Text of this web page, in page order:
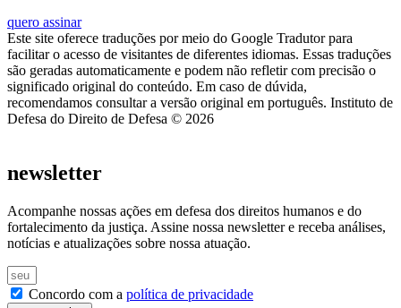
quero assinar
Este site oferece traduções por meio do Google Tradutor para
facilitar o acesso de visitantes de diferentes idiomas. Essas traduções
são geradas automaticamente e podem não refletir com precisão o
significado original do conteúdo. Em caso de dúvida,
recomendamos consultar a versão original em português. Instituto de
Defesa do Direito de Defesa © 2026
newsletter
Acompanhe nossas ações em defesa dos direitos humanos e do
fortalecimento da justiça. Assine nossa newsletter e receba análises,
notícias e atualizações sobre nossa atuação.
Concordo com a política de privacidade